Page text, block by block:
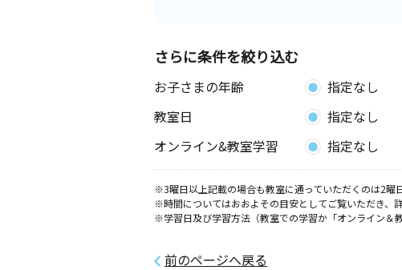
さらに条件を絞り込む
お子さまの年齢 指定なし
教室日
指定なし
オンライン&教室学習
指定なし
※3曜日以上記載の場合も教室に通っていただくのは2曜
※時間についてはおおよその目安としてご覧いただき、
※学習日及び学習方法（教室での学習か「オンライン＆
前のページへ戻る